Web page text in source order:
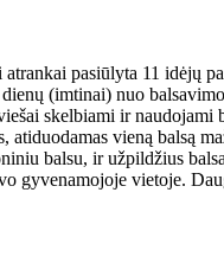
pasiūlyta 11 idėjų
(imtinai) nuo
skelbiami ir
vieną balsą
balsu, ir užpildžius
gyvenamojoje vietoje.